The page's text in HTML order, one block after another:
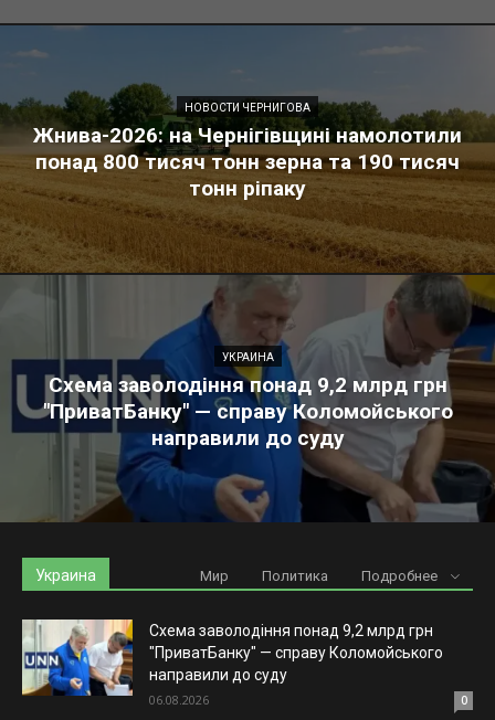
НОВОСТИ ЧЕРНИГОВА
Жнива-2026: на Чернігівщині намолотили
понад 800 тисяч тонн зерна та 190 тисяч
тонн ріпаку
УКРАИНА
Схема заволодіння понад 9,2 млрд грн
"ПриватБанку" — справу Коломойського
направили до суду
Украина Мир Политика Подробнее
Схема заволодіння понад 9,2 млрд грн
"ПриватБанку" — справу Коломойського
направили до суду
06.08.2026 0